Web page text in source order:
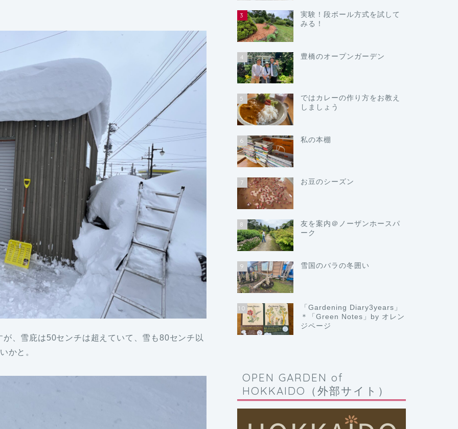
、雪庇は50センチは超えていて、雪も80センチ以
かと。
3
実験！段ボール方式を試して
みる！
4 豊橋のオープンガーデン
5
ではカレーの作り方をお教え
しましょう
6 私の本棚
7 お豆のシーズン
8
友を案内＠ノーザンホースパ
ーク
9 雪国のバラの冬囲い
10
「Gardening Diary3years」
＊「Green Notes」by オレン
ジページ
OPEN GARDEN of
HOKKAIDO（外部サイト）